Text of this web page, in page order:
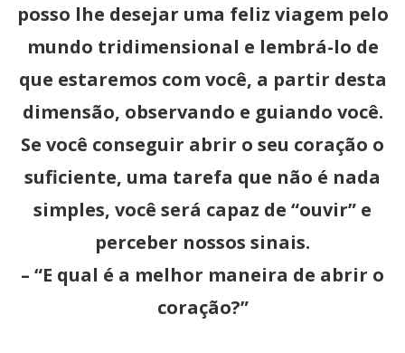
posso lhe desejar uma feliz viagem pelo
mundo tridimensional e lembrá-lo de
que estaremos com você, a partir desta
dimensão, observando e guiando você.
Se você conseguir abrir o seu coração o
suficiente, uma tarefa que não é nada
simples, você será capaz de “ouvir” e
perceber nossos sinais.
– “E qual é a melhor maneira de abrir o
coração?”